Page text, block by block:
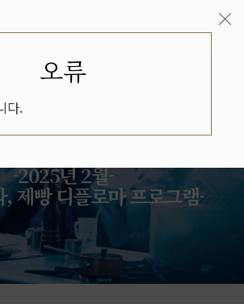
-2025년 2월-
제빵 디플로마 프로그램-
오류
다.